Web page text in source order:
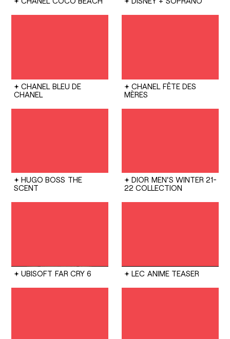
CHANEL BLEU DE
CHANEL
CHANEL FÊTE DES
MÈRES
HUGO BOSS THE
SCENT
DIOR MEN'S WINTER 21-
22 COLLECTION
UBISOFT FAR CRY 6 LEC ANIME TEASER